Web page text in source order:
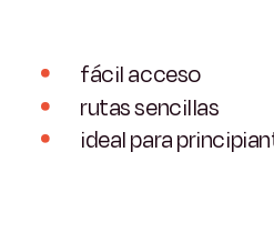
fácil acceso
rutas sencillas
ideal para